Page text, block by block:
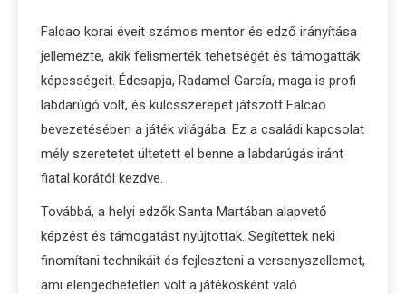
Falcao korai éveit számos mentor és edző irányítása
jellemezte, akik felismerték tehetségét és támogatták
képességeit. Édesapja, Radamel García, maga is profi
labdarúgó volt, és kulcsszerepet játszott Falcao
bevezetésében a játék világába. Ez a családi kapcsolat
mély szeretetet ültetett el benne a labdarúgás iránt
fiatal korától kezdve.
Továbbá, a helyi edzők Santa Martában alapvető
képzést és támogatást nyújtottak. Segítettek neki
finomítani technikáit és fejleszteni a versenyszellemet,
ami elengedhetetlen volt a játékosként való